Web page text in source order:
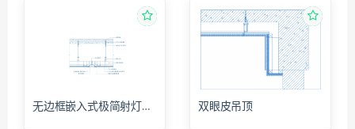
无边框嵌入式极简射灯施工图 双眼皮吊顶